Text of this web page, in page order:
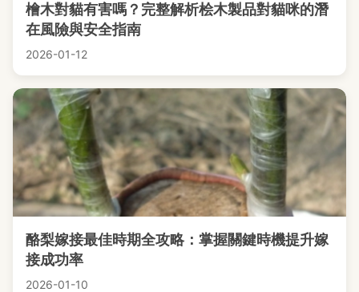
檜木對貓有害嗎？完整解析桧木製品對貓咪的潛
在風險與安全指南
2026-01-12
酪梨嫁接最佳時期全攻略：掌握關鍵時機提升嫁
接成功率
2026-01-10